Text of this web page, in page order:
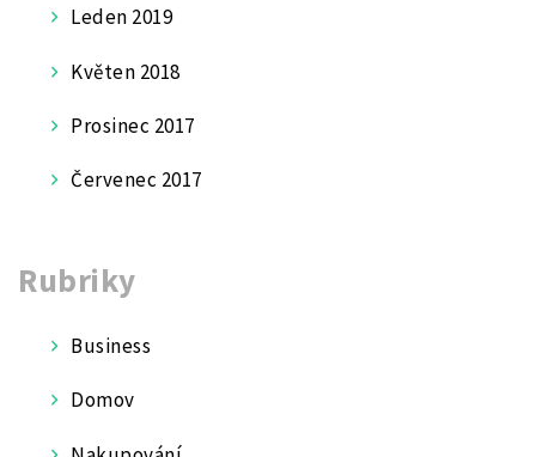
Leden 2019
Květen 2018
Prosinec 2017
Červenec 2017
Rubriky
Business
Domov